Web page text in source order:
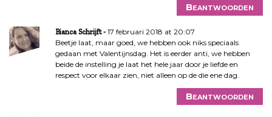
Beantwoorden
Bianca Schrijft
17 februari 2018 at 20:07
Beetje laat, maar goed, we hebben ook niks speciaals
gedaan met Valentijnsdag. Het is eerder anti, we hebben
beide de instelling je laat het hele jaar door je liefde en
respect voor elkaar zien, niet alleen op de die ene dag.
Beantwoorden